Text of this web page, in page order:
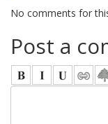
No comments for
Post a